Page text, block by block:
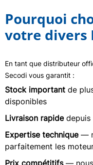
Pourquoi
votre divers
En tant que distributeur
Secodi vous garantit :
Stock important de
disponibles
Livraison rapidedepuis
Expertise technique—
parfaitement les
Prix compétitifs— nous